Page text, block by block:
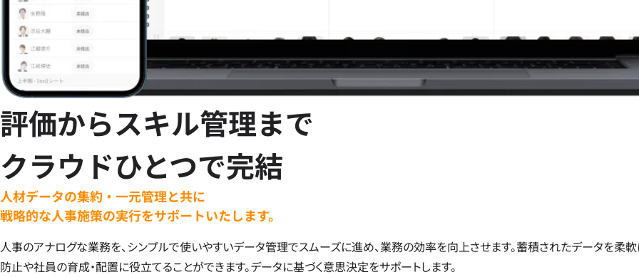
評価からスキル管理まで
クラウドひとつで完結
人材データの集約・一元管理と共に
戦略的な人事施策の実行をサポートいたします。
人事のアナログな業務を、シンプルで使いやすいデータ管理でスムーズに進め、業務の効率を向上させます。蓄積されたデータを柔
防止や社員の育成・配置に役立てることができます。データに基づく意思決定をサポートします。